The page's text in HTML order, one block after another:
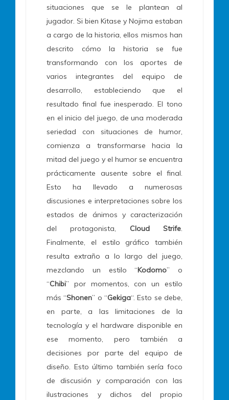
situaciones que se le plantean al
jugador. Si bien Kitase y Nojima estaban
a cargo de la historia, ellos mismos han
descrito cómo la historia se fue
transformando con los aportes de
varios integrantes del equipo de
desarrollo, estableciendo que el
resultado final fue inesperado. El tono
en el inicio del juego, de una moderada
seriedad con situaciones de humor,
comienza a transformarse hacia la
mitad del juego y el humor se encuentra
prácticamente ausente sobre el final.
Esto ha llevado a numerosas
discusiones e interpretaciones sobre los
estados de ánimos y caracterización
del protagonista, Cloud Strife.
Finalmente, el estilo gráfico también
resulta extraño a lo largo del juego,
mezclando un estilo “Kodomo” o
“Chibi” por momentos, con un estilo
más “Shonen” o “Gekiga“. Esto se debe,
en parte, a las limitaciones de la
tecnología y el hardware disponible en
ese momento, pero también a
decisiones por parte del equipo de
diseño. Esto último también sería foco
de discusión y comparación con las
ilustraciones y dichos del propio